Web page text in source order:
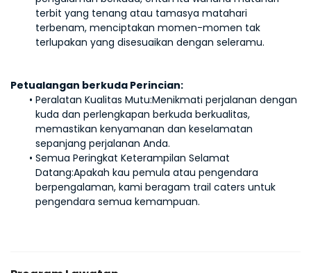
terbit yang tenang atau tamasya matahari
terbenam, menciptakan momen-momen tak
terlupakan yang disesuaikan dengan seleramu.
Petualangan berkuda Perincian:
Peralatan Kualitas Mutu:Menikmati perjalanan dengan
kuda dan perlengkapan berkuda berkualitas,
memastikan kenyamanan dan keselamatan
sepanjang perjalanan Anda.
Semua Peringkat Keterampilan Selamat
Datang:Apakah kau pemula atau pengendara
berpengalaman, kami beragam trail caters untuk
pengendara semua kemampuan.